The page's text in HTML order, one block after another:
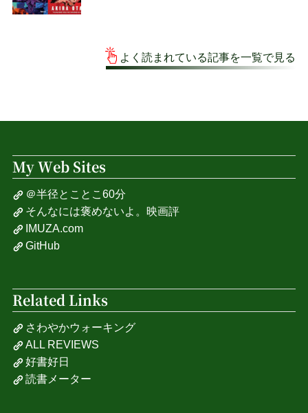
よく読まれている記事を一覧で見る
My Web Sites
＠半径とことこ60分
そんなには褒めないよ。映画評
IMUZA.com
GitHub
Related Links
さわやかウォーキング
ALL REVIEWS
好書好日
読書メーター